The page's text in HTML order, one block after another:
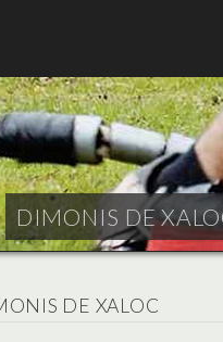
DIMONIS DE
DE XALOC